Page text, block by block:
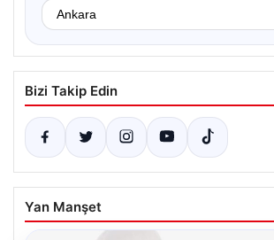
Bizi Takip Edin
Yan Manşet